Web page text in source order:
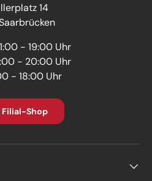
14
Saarbrücken
- 19:00 Uhr
- 20:00 Uhr
- 18:00 Uhr
Filial-Shop